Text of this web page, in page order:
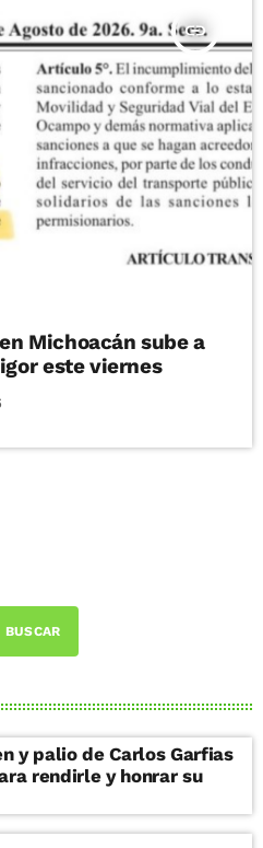
insert_link
Michoacán sube a
este viernes
BUSCAR
y palio de Carlos Garfias
rendirle y honrar su